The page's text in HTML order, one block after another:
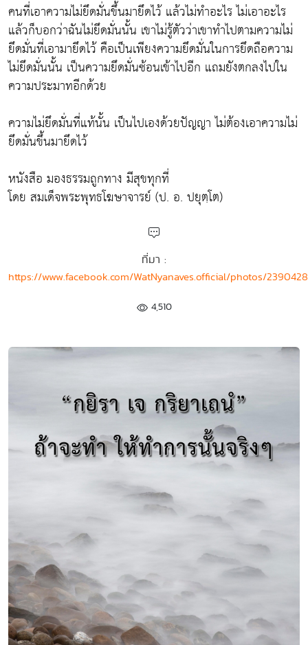
คนที่เอาความไม่ยึดมั่นขึ้นมายึดไว้ แล้วไม่ทำอะไร ไม่เอาอะไร
แล้วก็บอกว่าฉันไม่ยึดมั่นนั้น เขาไม่รู้ตัวว่าเขาทำไปตามความไม่
ยึดมั่นที่เอามายึดไว้ คือเป็นเพียงความยึดมั่นในการยึดถือความ
ไม่ยึดมั่นนั้น เป็นความยึดมั่นซ้อนเข้าไปอีก แถมยังตกลงไปใน
ความประมาทอีกด้วย
ความไม่ยึดมั่นที่แท้นั้น เป็นไปเองด้วยปัญญา ไม่ต้องเอาความไม่
ยึดมั่นขึ้นมายึดไว้
หนังสือ มองธรรมถูกทาง มีสุขทุกที่
โดย สมเด็จพระพุทธโฆษาจารย์ (ป. อ. ปยุตฺโต)
ที่มา :
https://www.facebook.com/WatNyanaves.official/photos/
4,510